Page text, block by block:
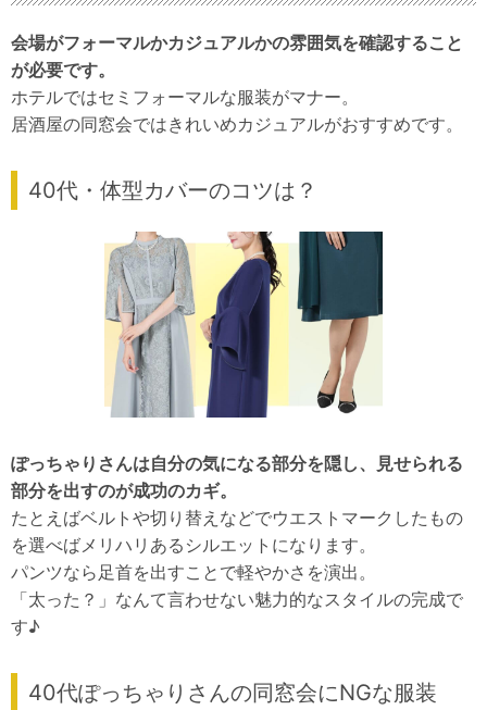
会場がフォーマルかカジュアルかの雰囲気を確認すること
が必要です。
ホテルではセミフォーマルな服装がマナー。
居酒屋の同窓会ではきれいめカジュアルがおすすめです。
40代・体型カバーのコツは？
ぽっちゃりさんは自分の気になる部分を隠し、見せられる
部分を出すのが成功のカギ。
たとえばベルトや切り替えなどでウエストマークしたもの
を選べばメリハリあるシルエットになります。
パンツなら足首を出すことで軽やかさを演出。
「太った？」なんて言わせない魅力的なスタイルの完成で
す♪
40代ぽっちゃりさんの同窓会にNGな服装